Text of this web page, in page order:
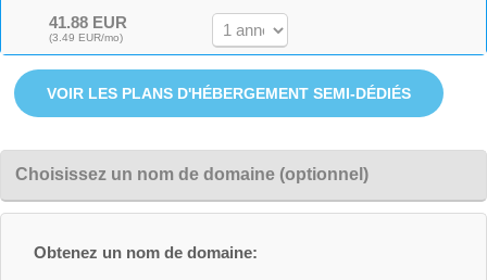
41.88 EUR
(3.49 EUR/mo)
Choisissez un nom de domaine (optionnel)
Obtenez un nom de domaine: